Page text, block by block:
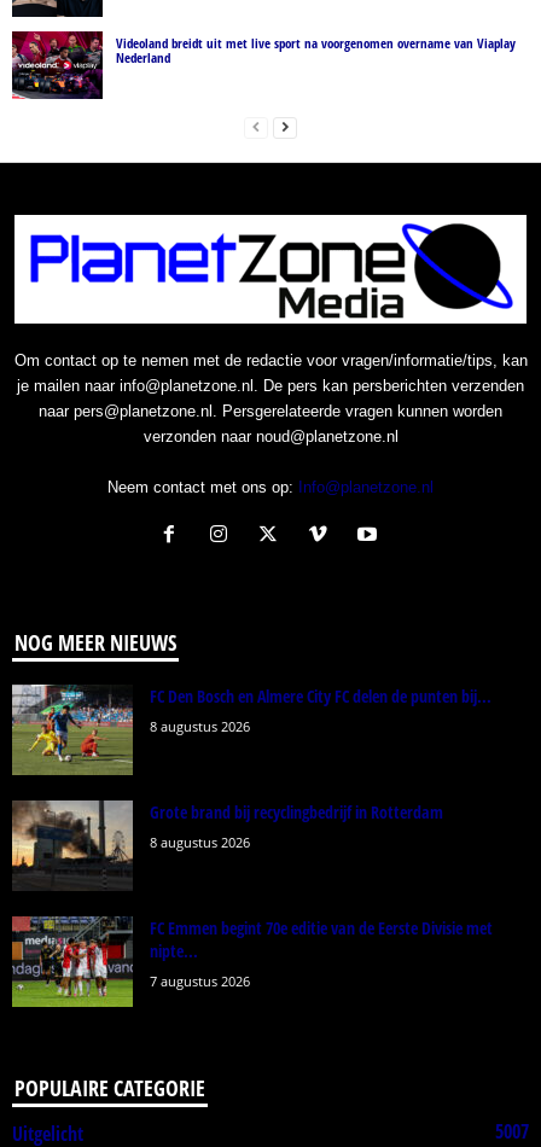
Videoland breidt uit met live sport na voorgenomen overname van Viaplay
Nederland
Om contact op te nemen met de redactie voor vragen/informatie/tips, kan
je mailen naar info@planetzone.nl. De pers kan persberichten verzenden
naar pers@planetzone.nl. Persgerelateerde vragen kunnen worden
verzonden naar noud@planetzone.nl
Neem contact met ons op: Info@planetzone.nl
NOG MEER NIEUWS
FC Den Bosch en Almere City FC delen de punten bij...
8 augustus 2026
Grote brand bij recyclingbedrijf in Rotterdam
8 augustus 2026
FC Emmen begint 70e editie van de Eerste Divisie met
nipte...
7 augustus 2026
POPULAIRE CATEGORIE
Uitgelicht 5007